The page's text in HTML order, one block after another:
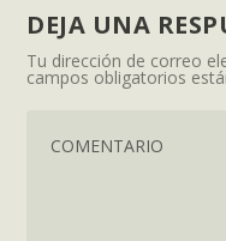
DEJA UNA
Tu dirección de correo
campos obligatorios